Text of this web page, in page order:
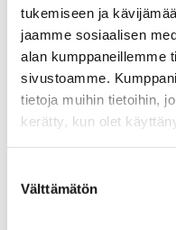
tukemiseen ja
jaamme sosiaalisen
alan kumppaneillemme
sivustoamme.
tietoja muihin tietoihin,
kerätty, kun olet
valinta
Välttämätön
PyhäNet Oy ja
sopimuksen,
tarjoamat
saatavilla nyt
valokuituverkon
PyhäNetin
Haapajärvellä